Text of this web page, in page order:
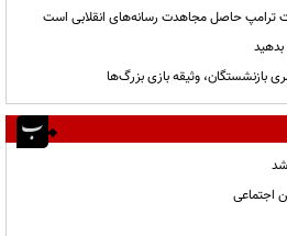
ترامپ حاصل مجاهدت رسانه‌های انقلابی است
بدهید
بازنشستگان، وثیقه بازی بزرگ‌ها
اجتماعی